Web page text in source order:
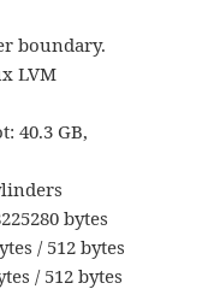
boundary.
LVM
40.3 GB,
bytes
/ 512 bytes
/ 512 bytes